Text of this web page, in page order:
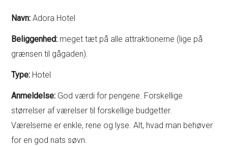
Navn: Adora Hotel
Beliggenhed: meget tæt på alle attraktionerne (lige på
grænsen til gågaden).
Type: Hotel
Anmeldelse: God værdi for pengene. Forskellige
størrelser af værelser til forskellige budgetter.
Værelserne er enkle, rene og lyse. Alt, hvad man behøver
for en god nats søvn.